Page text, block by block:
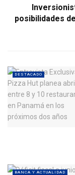
posibilidades
DESTACADO
BANCA Y ACTUALIDAD